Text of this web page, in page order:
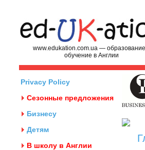
www.edukation.com.ua —
обучение в Англии
Privacy Policy
Сезонные предложения
Бизнесу
Детям
В школу в Англии